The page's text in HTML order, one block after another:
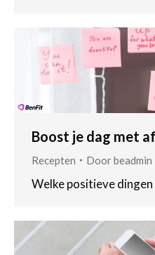
Boost je dag met
Recepten Doorbeadmin
Welke positieve